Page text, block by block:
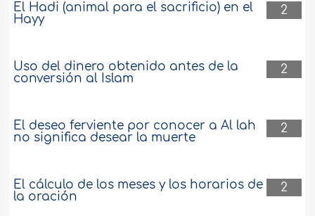
2
El Hadi (animal para el sacrificio) en el
Hayy
2
Uso del dinero obtenido antes de la
conversión al Islam
2
El deseo ferviente por conocer a Al lah
no significa desear la muerte
2
El cálculo de los meses y los horarios de
la oración